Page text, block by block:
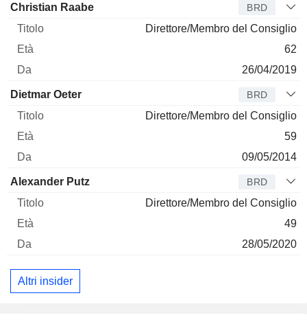
Amministratore Titolo
Christian Raabe BRD
Direttore/Membro del Consiglio
62
26/04/2019
Dietmar Oeter BRD
Direttore/Membro del Consiglio
59
09/05/2014
Alexander Putz BRD
Direttore/Membro del Consiglio
49
28/05/2020
Altri insider